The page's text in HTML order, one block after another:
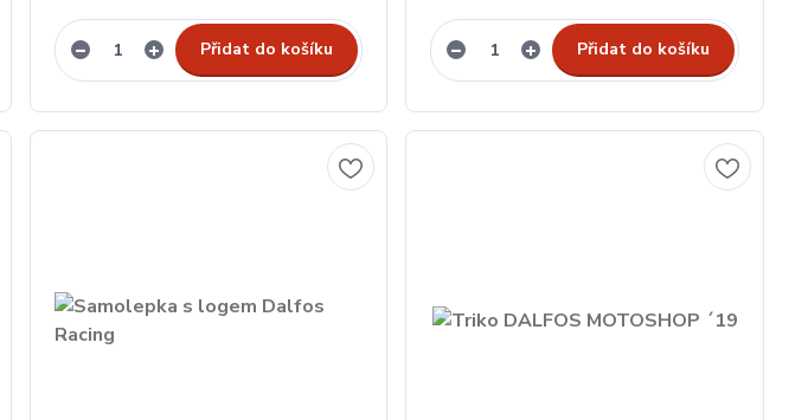
Přidat do košíku Přidat do košíku